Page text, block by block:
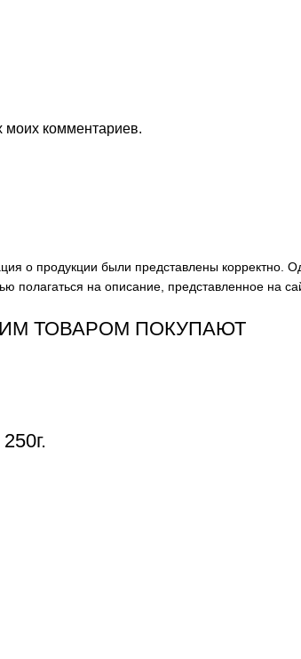
моих комментариев.
о продукции были представлены корректно.
полагаться на описание, представленное на
ТОВАРОМ ПОКУПАЮТ